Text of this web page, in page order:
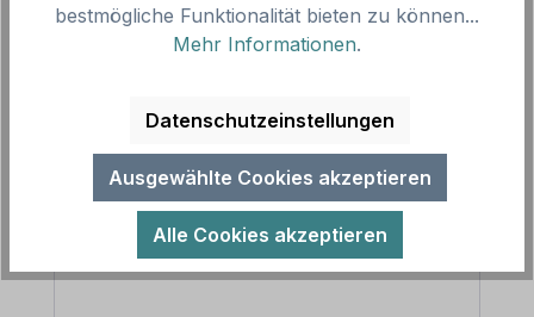
bestmögliche Funktionalität bieten zu können...
Mehr Informationen.
Datenschutzeinstellungen
Ausgewählte Cookies akzeptieren
Alle Cookies akzeptieren